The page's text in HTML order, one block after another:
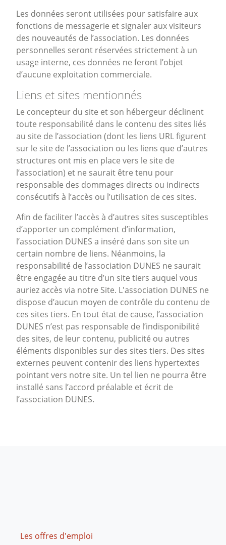
Les données seront utilisées pour satisfaire aux
fonctions de messagerie et signaler aux visiteurs
des nouveautés de l’association. Les données
personnelles seront réservées strictement à un
usage interne, ces données ne feront l’objet
d’aucune exploitation commerciale.
Liens et sites mentionnés
Le concepteur du site et son hébergeur déclinent
toute responsabilité dans le contenu des sites liés
au site de l’association (dont les liens URL figurent
sur le site de l’association ou les liens que d’autres
structures ont mis en place vers le site de
l’association) et ne saurait être tenu pour
responsable des dommages directs ou indirects
consécutifs à l’accès ou l’utilisation de ces sites.
Afin de faciliter l’accès à d’autres sites susceptibles
d’apporter un complément d’information,
l’association DUNES a inséré dans son site un
certain nombre de liens. Néanmoins, la
responsabilité de l’association DUNES ne saurait
être engagée au titre d’un site tiers auquel vous
auriez accès via notre Site. L'association DUNES ne
dispose d’aucun moyen de contrôle du contenu de
ces sites tiers. En tout état de cause, l’association
DUNES n’est pas responsable de l’indisponibilité
des sites, de leur contenu, publicité ou autres
éléments disponibles sur des sites tiers. Des sites
externes peuvent contenir des liens hypertextes
pointant vers notre site. Un tel lien ne pourra être
installé sans l’accord préalable et écrit de
l’association DUNES.
Footer
Les offres d'emploi